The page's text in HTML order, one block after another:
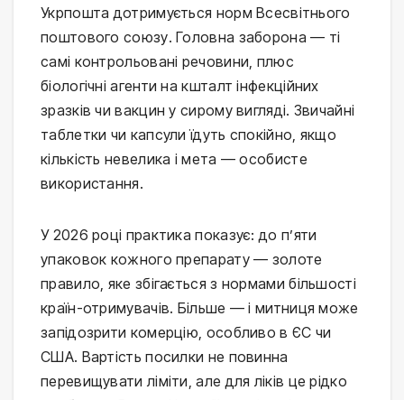
Укрпошта дотримується норм Всесвітнього
поштового союзу. Головна заборона — ті
самі контрольовані речовини, плюс
біологічні агенти на кшталт інфекційних
зразків чи вакцин у сирому вигляді. Звичайні
таблетки чи капсули їдуть спокійно, якщо
кількість невелика і мета — особисте
використання.
У 2026 році практика показує: до п’яти
упаковок кожного препарату — золоте
правило, яке збігається з нормами більшості
країн-отримувачів. Більше — і митниця може
запідозрити комерцію, особливо в ЄС чи
США. Вартість посилки не повинна
перевищувати ліміти, але для ліків це рідко